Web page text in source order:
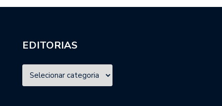
EDITORIAS